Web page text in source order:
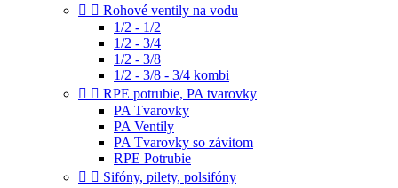
  Rohové ventily na vodu
1/2 - 1/2
1/2 - 3/4
1/2 - 3/8
1/2 - 3/8 - 3/4 kombi
  RPE potrubie, PA tvarovky
PA Tvarovky
PA Ventily
PA Tvarovky so závitom
RPE Potrubie
  Sifóny, pilety, polsifóny